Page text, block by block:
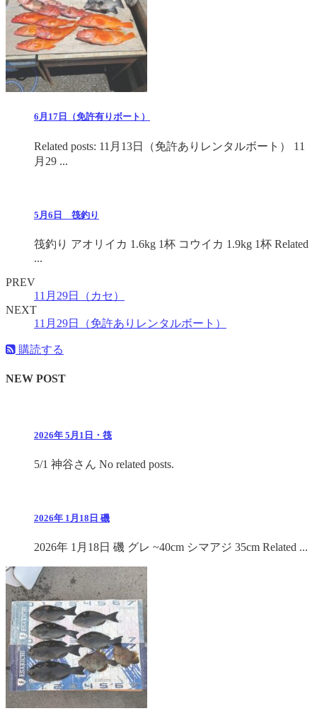
6月17日（免許有りボート）
Related posts: 11月13日（免許ありレンタルボート） 11
月29 ...
5月6日 筏釣り
筏釣り アオリイカ 1.6kg 1杯 コウイカ 1.9kg 1杯 Related
...
PREV
11月29日（カセ）
NEXT
11月29日（免許ありレンタルボート）
購読する
NEW POST
2026年 5月1日・筏
5/1 神谷さん No related posts.
2026年 1月18日 磯
2026年 1月18日 磯 グレ ~40cm シマアジ 35cm Related ...